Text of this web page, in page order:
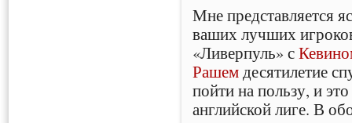
Мне представляется
ваших лучших
«Ливерпуль» с
Рашемдесятилетие
пойти на пользу, и
английской лиге. В